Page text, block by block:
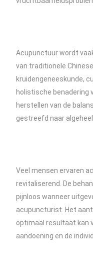
Acupunctuur wordt
van traditionele
kruidengeneeskunde,
holistische benadering
herstellen van de
gestreefd naar
Veel mensen ervaren
revitaliserend. De
pijnloos wanneer
acupuncturist. Het
optimaal resultaat kan
aandoening en de